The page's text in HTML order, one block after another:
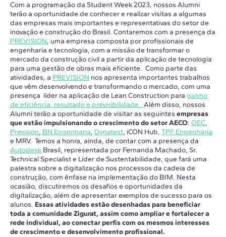
Com a programação da Student Week 2023, nossos Alumni
terão a oportunidade de conhecer e realizar visitas a algumas
das empresas mais importantes e representativas do setor de
inovação e construção do Brasil. Contaremos com a presença da
PREVISION, uma empresa composta por profissionais de
engenharia e tecnologia, com a missão de transformar o
mercado da construção civil a partir da aplicação de tecnologia
para uma gestão de obras mais eficiente. Como parte das
atividades, a PREVISION nos apresenta importantes trabalhos
que vêm desenvolvendo e transformando o mercado, com uma
presença líder na aplicação de Lean Construction para ganho
de eficiência, resultado e previsibilidade. Além disso, nossos
Alumni terão a oportunidade de visitar as seguintes empresas
que estão impulsionando o crescimento do setor AECO: OEC,
Previsión, BN Engenharia, Dynatest, iCON Hub, TPF Engenharia
e MRV. Temos a honra, ainda, de contar com a presença da
Autodesk Brasil, representada por Fernanda Machado, Sr.
Technical Specialist e Líder de Sustentabilidade, que fará uma
palestra sobre a digitalização nos processos da cadeia de
construção, com ênfase na implementação do BIM. Nesta
ocasião, discutiremos os desafios e oportunidades da
digitalização, além de apresentar exemplos de sucesso para os
alunos. Essas atividades estão desenhadas para beneficiar
toda a comunidade Zigurat, assim como ampliar e fortalecer a
rede individual, ao conectar perfis com os mesmos interesses
de crescimento e desenvolvimento profissional.